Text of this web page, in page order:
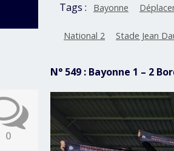
0
Tags : Bayonne
National 2 Stade Jean
N° 549 : Bayonne 1 – 2